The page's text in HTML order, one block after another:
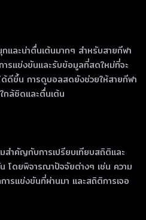
ละน่าตื่นเต้นมากๆ สำหรับสายกีฬา
รแข่งขันและรับข้อมูลที่สดใหม่ที่จะ
ด้ดีขึ้น การดูบอลสดยังช่วยให้สายกีฬา
กล้ชิดและตื่นเต้น
สำคัญกับการเปรียบเทียบสถิติและ
โดยพิจารณาปัจจัยต่างๆ เช่น ความ
รแข่งขันที่ผ่านมา และสถิติการเจอ